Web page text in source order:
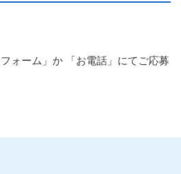
ォーム」か 「お電話」にてご応募